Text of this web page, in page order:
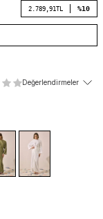
2.789,91 TL %10
Değerlendirmeler